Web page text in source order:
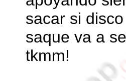
sacar si
saque va a
tkmm!